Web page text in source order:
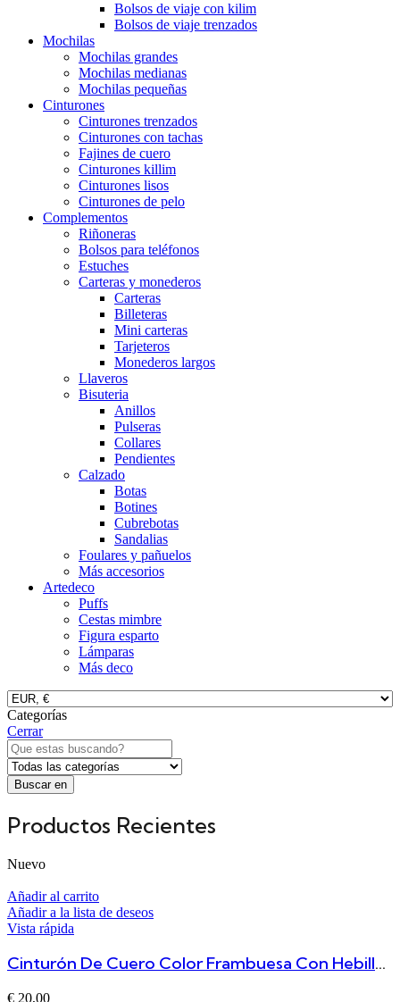
Bolsos de viaje con kilim
Bolsos de viaje trenzados
Mochilas
Mochilas grandes
Mochilas medianas
Mochilas pequeñas
Cinturones
Cinturones trenzados
Cinturones con tachas
Fajines de cuero
Cinturones killim
Cinturones lisos
Cinturones de pelo
Complementos
Riñoneras
Bolsos para teléfonos
Estuches
Carteras y monederos
Carteras
Billeteras
Mini carteras
Tarjeteros
Monederos largos
Llaveros
Bisuteria
Anillos
Pulseras
Collares
Pendientes
Calzado
Botas
Botines
Cubrebotas
Sandalias
Foulares y pañuelos
Más accesorios
Artedeco
Puffs
Cestas mimbre
Figura esparto
Lámparas
Más deco
Categorías
Cerrar
Buscar en
Productos Recientes
Nuevo
Añadir al carrito
Añadir a la lista de deseos
Vista rápida
Cinturón De Cuero Color Frambuesa Con Hebilla Rectangular Tallada Duero
€ 20,00